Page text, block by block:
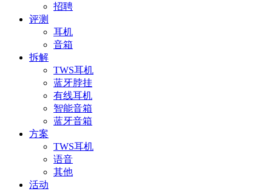
招聘
评测
耳机
音箱
拆解
TWS耳机
蓝牙脖挂
有线耳机
智能音箱
蓝牙音箱
方案
TWS耳机
语音
其他
活动